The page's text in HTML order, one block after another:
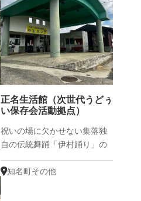
正名生活館（次世代うどぅ
い保存会活動拠点）
祝いの場に欠かせない集落独
自の伝統舞踊「伊村踊り」の
継承地
知名町その他